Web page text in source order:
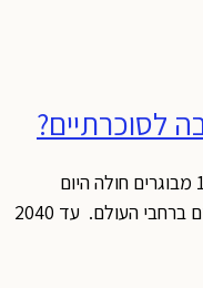
לסוכרתיים?
4 עובדות על מגיפת הסוכרת: 1 מתוך 11 מבוגרים חולה היום
בסוכרת, שזה קרוב ל- 415 מיליון בני אדם ברחבי העולם. עד 2040